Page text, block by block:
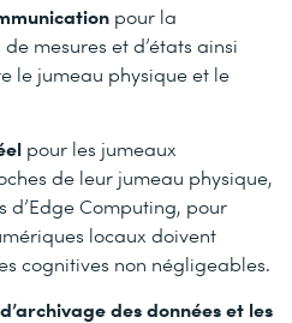
pour la
mesures et d’états ainsi
le jumeau physique et le
pour les jumeaux
de leur jumeau physique,
d’Edge Computing, pour
locaux doivent
cognitives non négligeables.
des données et les